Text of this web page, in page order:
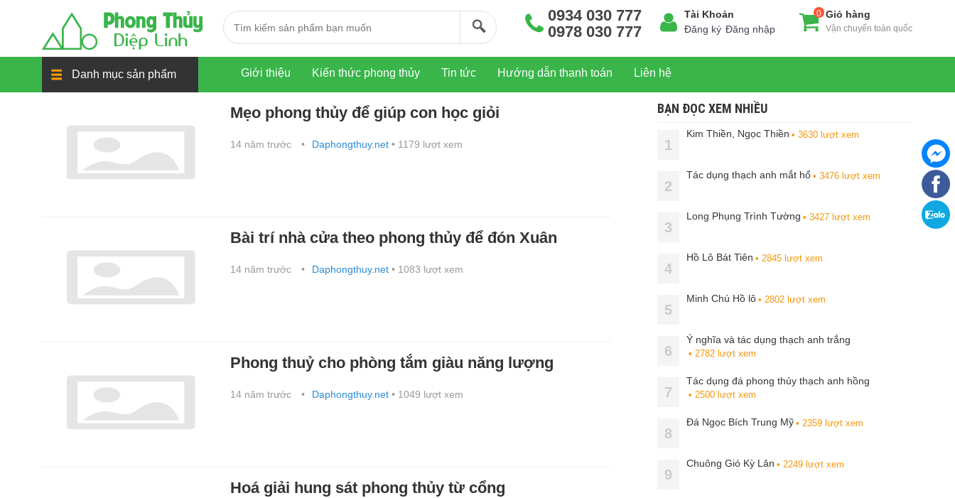
0934 030 777
0978 030 777
Tài Khoản
Đăng ký Đăng nhập
Giỏ hàng
0
Vận chuyển toàn quốc
Danh mục sản phẩm Giới thiệu Kiến thức phong thủy Tin tức Hướng dẫn thanh toán Liên hệ
Mẹo phong thủy để giúp con học giỏi
14 năm trước Daphongthuy.net • 1179 lượt xem
Bài trí nhà cửa theo phong thủy để đón Xuân
14 năm trước Daphongthuy.net • 1083 lượt xem
Phong thuỷ cho phòng tắm giàu năng lượng
14 năm trước Daphongthuy.net • 1049 lượt xem
Hoá giải hung sát phong thủy từ cổng
BẠN ĐỌC XEM NHIỀU
1
Kim Thiền, Ngọc Thiền • 3630 lượt xem
2
Tác dụng thạch anh mắt hổ • 3476 lượt xem
3
Long Phụng Trình Tường • 3427 lượt xem
4
Hồ Lô Bát Tiên • 2845 lượt xem
5
Minh Chú Hồ lô • 2802 lượt xem
6
Ý nghĩa và tác dụng thạch anh trắng
• 2782 lượt xem
7
Tác dụng đá phong thủy thạch anh hồng
• 2500 lượt xem
8
Đá Ngọc Bích Trung Mỹ • 2359 lượt xem
9
Chuông Gió Kỳ Lân • 2249 lượt xem